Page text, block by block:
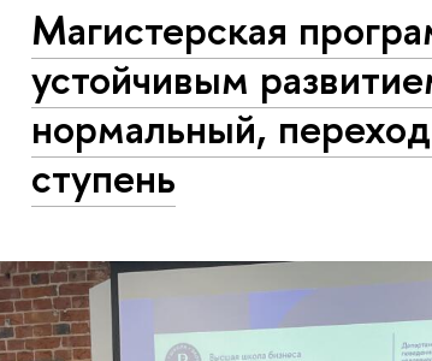
Магистерская
устойчивым
нормальный,
ступень